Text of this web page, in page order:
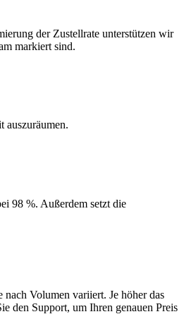
der Zustellrate unterstützen wir
markiert sind.
auszuräumen.
98 %. Außerdem setzt die
Volumen variiert. Je höher das
den Support, um Ihren genauen Preis